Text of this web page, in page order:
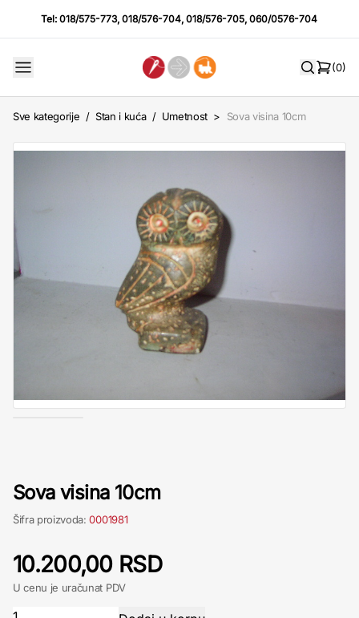
Tel:018/575-773,018/576-704,018/576-705,060/0576-704
(0)
Sve kategorije / Stan i kuća / Umetnost > Sova visina 10cm
Sova visina 10cm
Šifra proizvoda:0001981
10.200,00 RSD
U cenu je uračunat PDV